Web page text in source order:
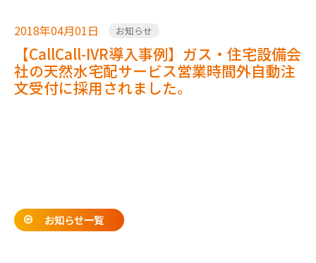
2018年04月01日 お知らせ
【CallCall-IVR導入事例】ガス・住宅設備会
社の天然水宅配サービス営業時間外自動注
文受付に採用されました。
お知らせ一覧